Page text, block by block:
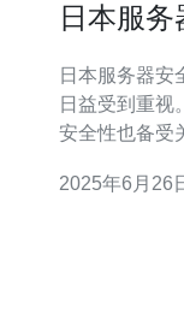
日本服
日本服务器安全性评估 随着互联网
日益受到重视
安全性也备受
互联网发达国
2025年6月26